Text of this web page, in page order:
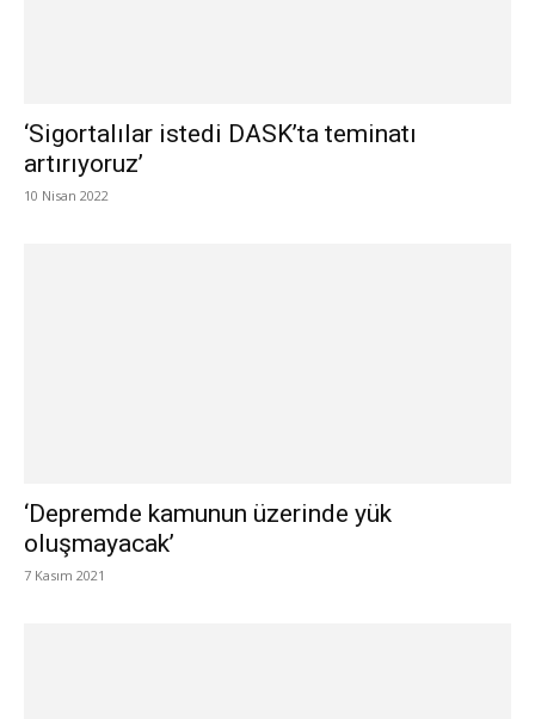
‘Sigortalılar istedi DASK’ta teminatı
artırıyoruz’
10 Nisan 2022
‘Depremde kamunun üzerinde yük
oluşmayacak’
7 Kasım 2021